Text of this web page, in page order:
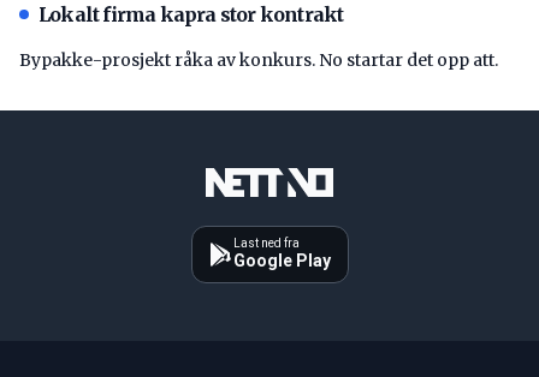
Lokalt firma kapra stor kontrakt
Bypakke-prosjekt råka av konkurs. No startar det opp att.
Last ned fra
Google Play